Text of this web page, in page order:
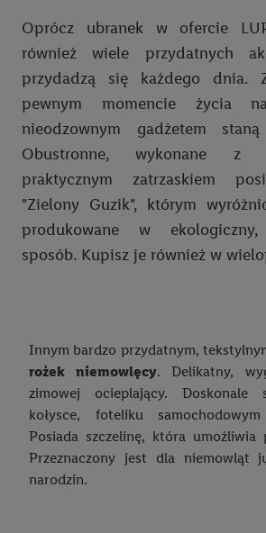
Oprócz ubranek w ofercie
również wiele przydatnych
przydadzą się każdego dnia.
pewnym momencie życia
nieodzownym gadżetem
Obustronne, wykonane z
praktycznym zatrzaskiem
"Zielony Guzik", którym
produkowane w ekologiczny,
sposób. Kupisz je również w
Innym bardzo przydatnym,
rożek niemowlęcy. Delikatny,
zimowej ocieplający.
kołysce, foteliku
Posiada szczelinę, która umożliwia
Przeznaczony jest dla niemowląt
narodzin.
Kliknięcie w przycisk "Odrzuć" powoduje, że
wyłącznie technicznie niezbędne
"Zgadzam się", użytkownik wyraża zgodę na
danych we wszystkich wyżej
współpracę ze wszystkimi wymienionymi
informacje, w tym okresy przechowywania
cofnięcia zgody w dowolnym momencie ze
przyszłość, można znaleźć w naszej
Informacje dot. Administratorów można
sekcji "Dostosuj" możesz wyrazić zgodę na
wykorzystania danych oraz dla partnerów
celów i funkcji wymienionych poniżej w
Zapewnienie bezpieczeństwa,
oszustw oraz rozwiązywanie problemów,
wyświetlanie reklam i treści, synchronizacja
z różnych źródeł, łączenie różnych
urządzeń na podstawie automatycznie
informacji, mierzenie sukcesu kampanii
pośrednictwem TTD oraz wykorzystanie